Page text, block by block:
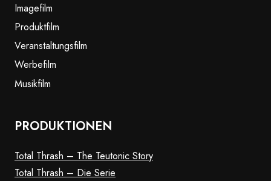
Imagefilm
Produktfilm
Veranstaltungsfilm
Werbefilm
Musikfilm
PRODUKTIONEN
Total Thrash – The Teutonic Story
Total Thrash – Die Serie